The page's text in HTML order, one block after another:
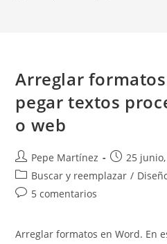
Arreglar
pegar textos
o web
Autor
de
la
entrada:
Pepe Martínez
Publicación
de
25
Categoría
de
Buscar y reemplazar /
Comentarios
entrada:
5 comentarios
Arreglar formatos en Word. En